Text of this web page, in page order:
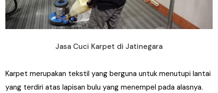
Jasa Cuci Karpet di Jatinegara
Karpet merupakan tekstil yang berguna untuk menutupi lantai
yang terdiri atas lapisan bulu yang menempel pada alasnya.